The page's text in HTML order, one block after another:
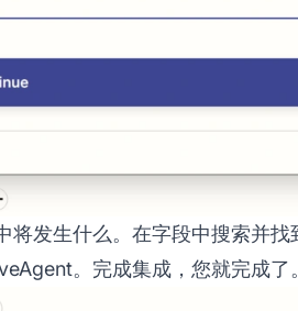
发生什么。在字段中搜索并
。完成集成，您就完成了。